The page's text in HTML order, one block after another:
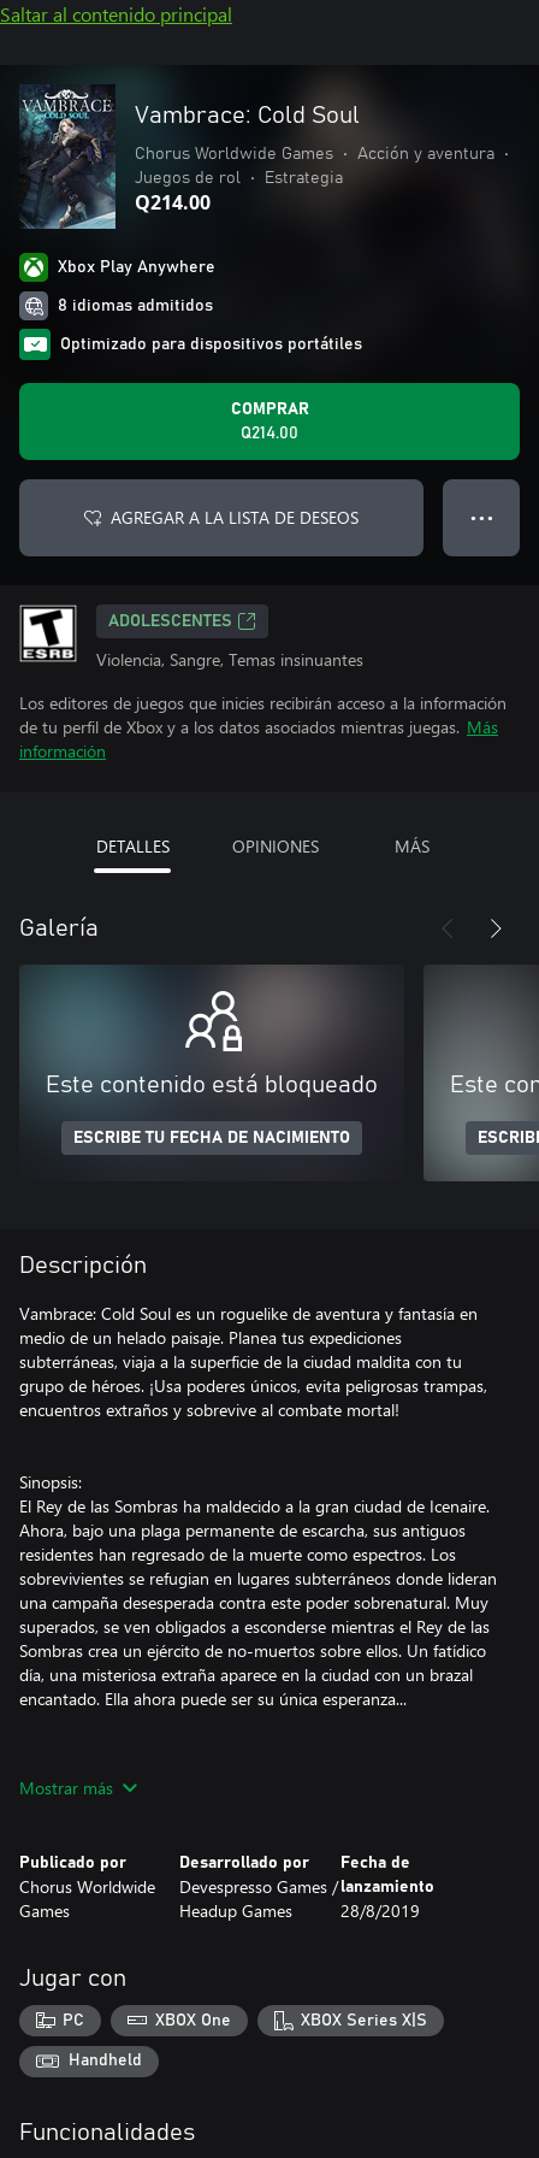
Saltar al contenido principal
Vambrace: Cold Soul
Chorus Worldwide Games • Acción y aventura
•
Juegos de rol
• Estrategia
Q214.00
Xbox Play Anywhere
8 idiomas admitidos
Optimizado para dispositivos portátiles
COMPRAR
Q214.00
AGREGAR A LA LISTA DE DESEOS ● ● ●
ADOLESCENTES
Violencia, Sangre, Temas insinuantes
Los editores de juegos que inicies recibirán acceso a la información
de tu perfil de Xbox y a los datos asociados mientras juegas. Más
información
DETALLES OPINIONES MÁS
Galería
Este contenido está bloqueado
ESCRIBE TU FECHA DE NACIMIENTO
Este
Descripción
Vambrace: Cold Soul es un roguelike de aventura y fantasía en
medio de un helado paisaje. Planea tus expediciones
subterráneas, viaja a la superficie de la ciudad maldita con tu
grupo de héroes. ¡Usa poderes únicos, evita peligrosas trampas,
encuentros extraños y sobrevive al combate mortal!
Sinopsis:
El Rey de las Sombras ha maldecido a la gran ciudad de Icenaire.
Ahora, bajo una plaga permanente de escarcha, sus antiguos
residentes han regresado de la muerte como espectros. Los
sobrevivientes se refugian en lugares subterráneos donde lideran
una campaña desesperada contra este poder sobrenatural. Muy
superados, se ven obligados a esconderse mientras el Rey de las
Sombras crea un ejército de no-muertos sobre ellos. Un fatídico
día, una misteriosa extraña aparece en la ciudad con un brazal
encantado. Ella ahora puede ser su única esperanza...
Eres Evelia Lyric, portadora del Aetherbrace y la única humana
estás superada, y la supervivencia no está garantizada.
Vambrace: Cold Soul es un juego guiado por la narrativa llena de
Para tener éxito, debes elegir líderes perspicaces, acampar para
recuperarte, navegar por lugares extraños y sobrevivir a un
combate mortal. ¿Hurgarás suministros para venderlos o los
usarás para elaborar nuevos objetos para tu próxima expedición?
La superficie de Icenaire es fría e implacable. Así que, prepara bien
tu grupo antes de partir... no sea que te unas a los no-muertos
Mostrar más
Publicado por
Chorus Worldwide
Games
Desarrollado por
Devespresso Games /
Headup Games
Fecha de
lanzamiento
28/8/2019
Jugar con
PC XBOX One XBOX Series X|S
Handheld
Funcionalidades